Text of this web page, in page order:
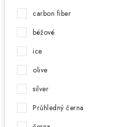
carbon fiber
béžové
ice
olive
silver
Průhledný černa